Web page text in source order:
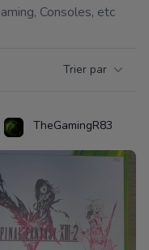
Consoles, etc
Trier par
TheGamingR83